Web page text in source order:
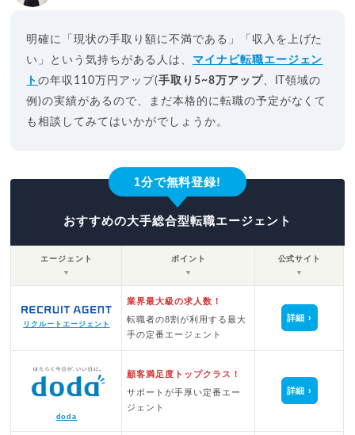
明確に「現状の手取り額に不満である」「収入を上げた
い」という気持ちがある人は、 マイナビ転職エージェン
トの年収110万円アップ(手取り5~8万アップ 、IT領域の
例)の実績があるので、まだ本格的に転職の予定がなくて
も相談してみてはいかがでしょうか。
1分で無料登録!
おすすめの大手総合型転職エージェント
エージェント
▼
ポイント
▼
公式サイト
▼
リクルートエージェント
業界最大級の求人数！
転職者の8割が利用する最大
手の定番エージェント
詳細
doda
顧客満足度トップクラス！
サポートが手厚い定番エー
ジェント
詳細